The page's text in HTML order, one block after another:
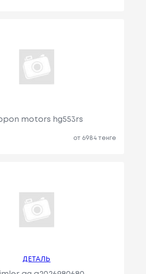
motors hg553rs
от 6984 тенге
ДЕТАЛЬ